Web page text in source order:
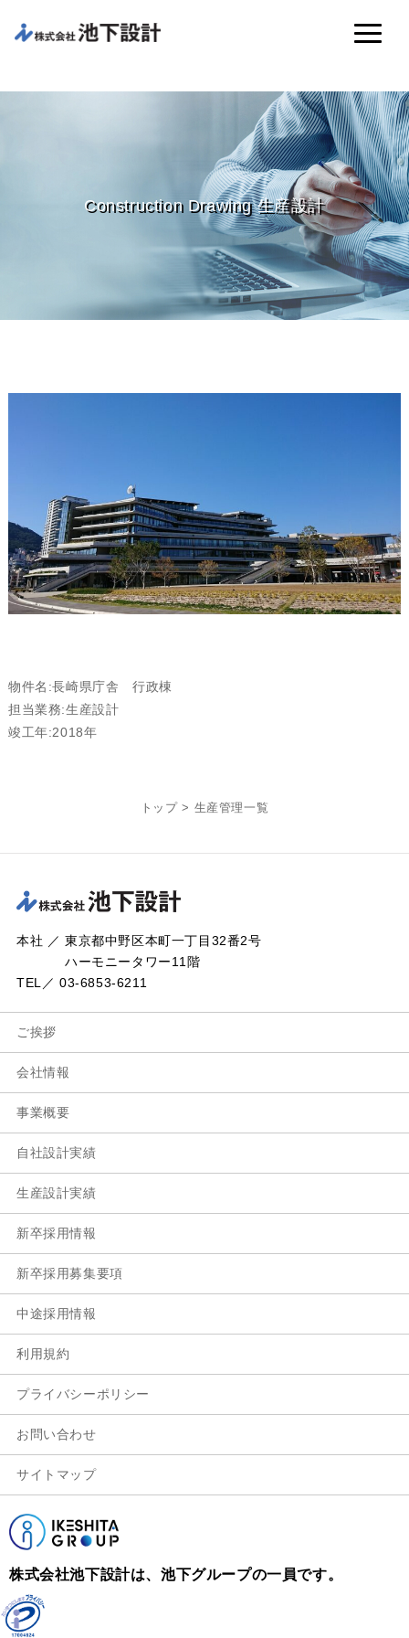
Construction Drawing 生産設計
物件名:長崎県庁舎 行政棟
担当業務:生産設計
竣工年:2018年
トップ > 生産管理一覧
本社 ／ 東京都中野区本町一丁目32番2号
ハーモニータワー11階
TEL／ 03-6853-6211
ご挨拶
会社情報
事業概要
自社設計実績
生産設計実績
新卒採用情報
新卒採用募集要項
中途採用情報
利用規約
プライバシーポリシー
お問い合わせ
サイトマップ
株式会社池下設計は、池下グループの一員です。